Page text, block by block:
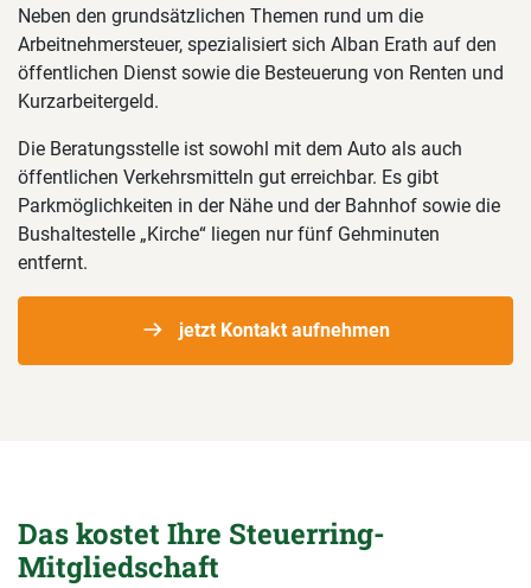
Neben den grundsätzlichen Themen rund um die
Arbeitnehmersteuer, spezialisiert sich Alban Erath auf den
öffentlichen Dienst sowie die Besteuerung von Renten und
Kurzarbeitergeld.
Die Beratungsstelle ist sowohl mit dem Auto als auch
öffentlichen Verkehrsmitteln gut erreichbar. Es gibt
Parkmöglichkeiten in der Nähe und der Bahnhof sowie die
Bushaltestelle „Kirche“ liegen nur fünf Gehminuten
entfernt.
jetzt Kontakt aufnehmen
Das kostet Ihre Steuerring-
Mitgliedschaft